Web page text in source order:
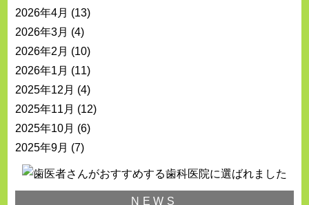
2026年4月 (13)
2026年3月 (4)
2026年2月 (10)
2026年1月 (11)
2025年12月 (4)
2025年11月 (12)
2025年10月 (6)
2025年9月 (7)
NEWS